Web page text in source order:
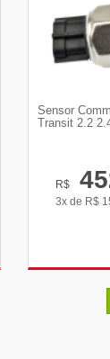
Sensor
Transit 2.2
R$
3x de R$